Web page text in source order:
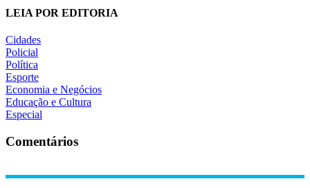
LEIA POR EDITORIA
Cidades
Policial
Política
Esporte
Economia e Negócios
Educação e Cultura
Especial
Comentários